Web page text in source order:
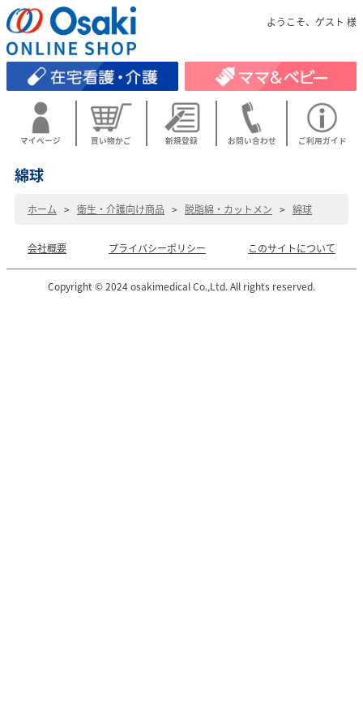
ようこそ、ゲスト 様
マイページ 買い物かご 新規登録 お問い合わせ ご利用ガイド
綿球
ホーム > 衛生・介護向け商品 > 脱脂綿・カットメン > 綿球
会社概要 プライバシーポリシー このサイトについて
Copyright © 2024 osakimedical Co.,Ltd. All rights reserved.